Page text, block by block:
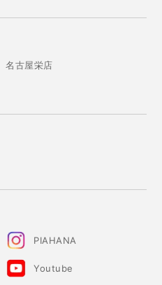
名古屋栄店
PIAHANA
Youtube